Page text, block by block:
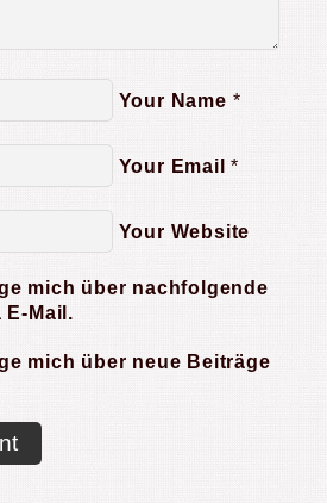
Your Name *
Your Email *
Your Website
mich über nachfolgende
E-Mail.
mich über neue Beiträge